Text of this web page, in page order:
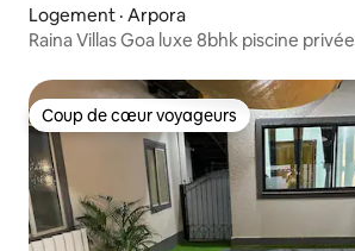
Logement · Arpora
Raina Villas Goa luxe 8bhk piscine privée
Coup de cœur voyageurs
Coup de cœur voyageurs